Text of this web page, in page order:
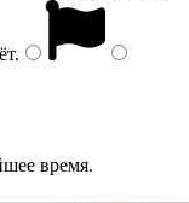
.
время.